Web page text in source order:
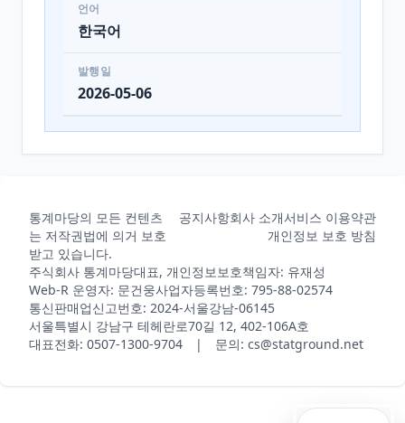
언어
한국어
발행일
2026-05-06
통계마당의 모든 컨텐츠
는 저작권법에 의거 보호
받고 있습니다.
공지사항회사 소개서비스 이용약관
개인정보 보호 방침
주식회사 통계마당대표, 개인정보보호책임자: 유재성
Web-R 운영자: 문건웅사업자등록번호: 795-88-02574
통신판매업신고번호: 2024-서울강남-06145
서울특별시 강남구 테헤란로70길 12, 402-106A호
대표전화: 0507-1300-9704 | 문의: cs@statground.net